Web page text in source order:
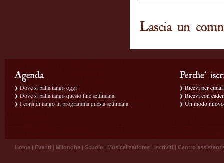
Dove si balla tango oggi
Dove si balla tango questo fine settimana
I corsi di tango in programma questa settimana
Ricevi per
Ricevi con
Un modo
Home | Eventi | Milonghe | Scuole | Musicalizadores | Iscriviti | Centro